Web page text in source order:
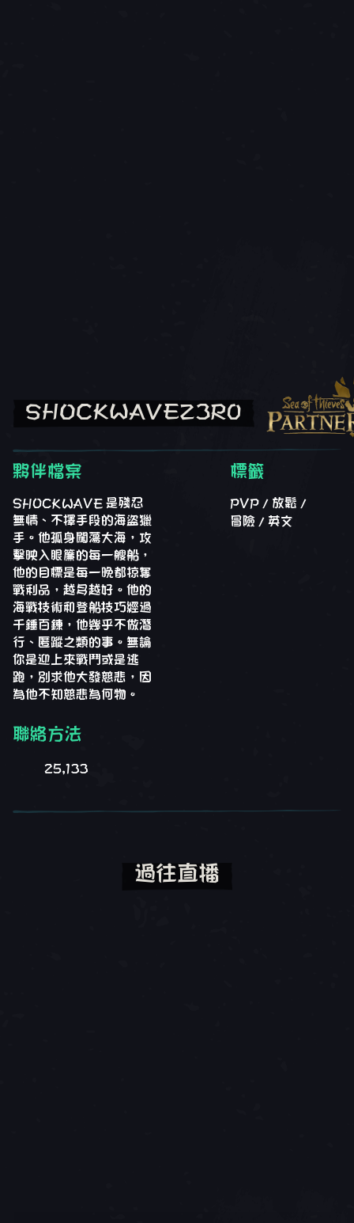
SHOCKWAVEZ3R0
夥伴檔案
SHOCKWAVE 是殘忍
無情、不擇手段的海盜獵
手。他孤身闖蕩大海，攻
擊映入眼簾的每一艘船，
他的目標是每一晚都掠奪
戰利品，越多越好。他的
海戰技術和登船技巧經過
千錘百鍊，他幾乎不做潛
行、匿蹤之類的事。無論
你是迎上來戰鬥或是逃
跑，別求他大發慈悲，因
為他不知慈悲為何物。
聯絡方法
25,133
標籤
PVP
放鬆
冒險
英文
過往直播